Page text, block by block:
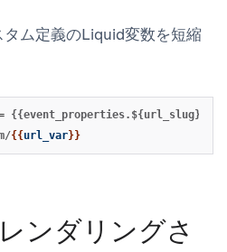
ム定義のLiquid変数を短縮
{{event_properties.${url_slug}}}
{{ url_var}}
ンダリングさ